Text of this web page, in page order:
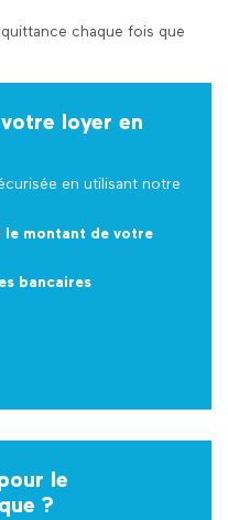
chaque fois que
loyer en
en utilisant notre
le montant de votre
bancaires
le
?